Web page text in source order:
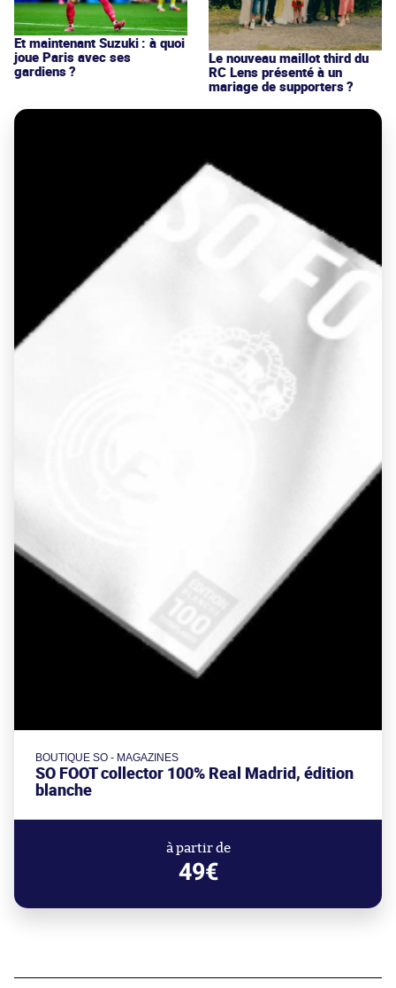
Et maintenant Suzuki : à quoi
joue Paris avec ses
gardiens ?
Le nouveau maillot third du
RC Lens présenté à un
mariage de supporters ?
BOUTIQUE SO - MAGAZINES
SO FOOT collector 100% Real Madrid, édition
blanche
à partir de
49€